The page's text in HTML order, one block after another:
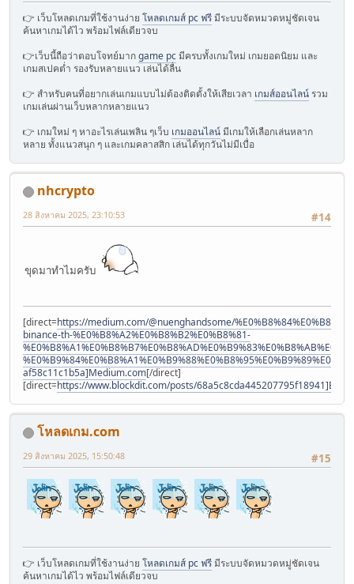
👉 เว็บโหลดเกมที่ใช้งานง่าย โหลดเกมส์ pc ฟรีมีระบบจัดหมวดหมู่ชัดเจน
ค้นหาเกมได้ไว พร้อมไฟล์เดียวจบ
👉เว็บนี้ถือว่าตอบโจทย์มากgame pcมีครบทั้งเกมใหม่ เกมยอดนิยม และ
เกมสเปคต่ำ รองรับหลายแนว เล่นได้ลื่น
👉 สำหรับคนที่อยากเล่นเกมแบบไม่ต้องติดตั้งให้เสียเวลา เกมส์ออนไลน์ รวม
เกมเล่นผ่านเว็บหลากหลายแนว
👉 เกมใหม่ ๆ หาอะไรเล่นเพลิน ๆเว็บ เกมออนไลน์มีเกมให้เลือกเล่นหลาก
หลาย ทั้งแนวสนุก ๆ และเกมคลาสสิก เล่นได้ทุกวันไม่มีเบื่อ
nhcrypto
#14
28 สิงหาคม 2025, 23:10:53
ขุดมาทำไมครับ
[direct=https://medium.com/@nuenghandsome/
binance-th-%E0%B8%A2%E0%B8%B2%E0%B8%81-
af58c11c1b5a]Medium.com[/direct]
[direct=https://www.blockdit.com/posts/
โหลดเกม.com
#15
29 สิงหาคม 2025, 15:50:48
👉 เว็บโหลดเกมที่ใช้งานง่าย โหลดเกมส์ pc ฟรีมีระบบจัดหมวดหมู่ชัดเจน
ค้นหาเกมได้ไว พร้อมไฟล์เดียวจบ